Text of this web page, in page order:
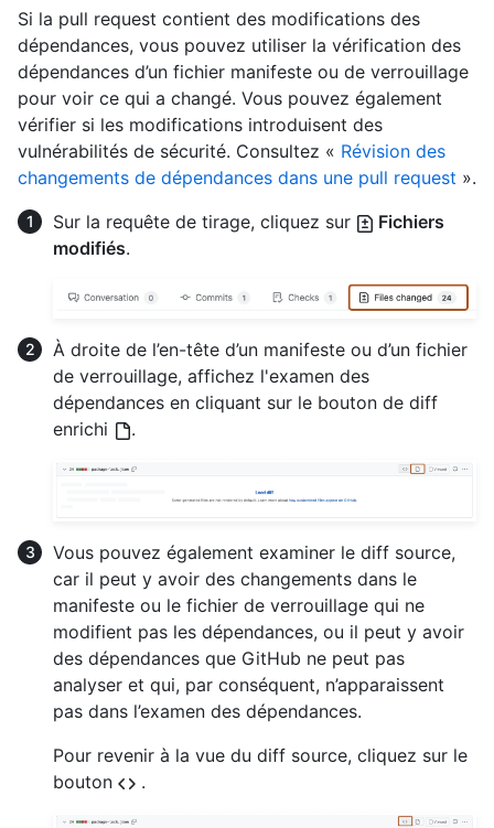
Si la pull request contient des modifications des
dépendances, vous pouvez utiliser la vérification des
dépendances d’un fichier manifeste ou de verrouillage
pour voir ce qui a changé. Vous pouvez également
vérifier si les modifications introduisent des
vulnérabilités de sécurité. Consultez « Révision des
changements de dépendances dans une pull request ».
Sur la requête de tirage, cliquez sur
Fichiers
modifiés.
À droite de l’en-tête d’un manifeste ou d’un fichier
de verrouillage, affichez l'examen des
dépendances en cliquant sur le bouton de diff
enrichi
.
Vous pouvez également examiner le diff source,
car il peut y avoir des changements dans le
manifeste ou le fichier de verrouillage qui ne
modifient pas les dépendances, ou il peut y avoir
des dépendances que GitHub ne peut pas
analyser et qui, par conséquent, n’apparaissent
pas dans l’examen des dépendances.
Pour revenir à la vue du diff source, cliquez sur le
bouton
.